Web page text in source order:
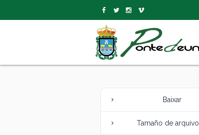
Baixar
Tamaño de arquivo